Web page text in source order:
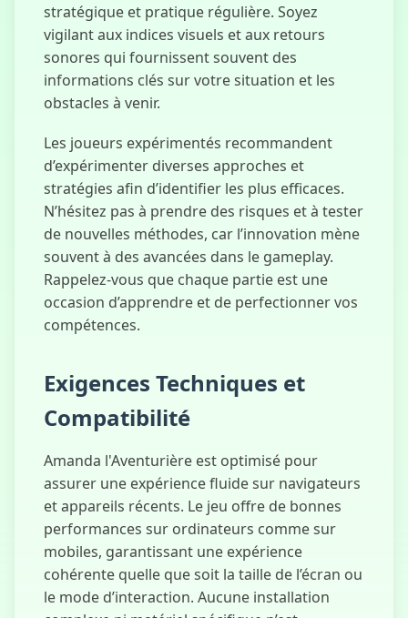
stratégique et pratique régulière. Soyez
vigilant aux indices visuels et aux retours
sonores qui fournissent souvent des
informations clés sur votre situation et les
obstacles à venir.
Les joueurs expérimentés recommandent
d’expérimenter diverses approches et
stratégies afin d’identifier les plus efficaces.
N’hésitez pas à prendre des risques et à tester
de nouvelles méthodes, car l’innovation mène
souvent à des avancées dans le gameplay.
Rappelez-vous que chaque partie est une
occasion d’apprendre et de perfectionner vos
compétences.
Exigences Techniques et
Compatibilité
Amanda l'Aventurière est optimisé pour
assurer une expérience fluide sur navigateurs
et appareils récents. Le jeu offre de bonnes
performances sur ordinateurs comme sur
mobiles, garantissant une expérience
cohérente quelle que soit la taille de l’écran ou
le mode d’interaction. Aucune installation